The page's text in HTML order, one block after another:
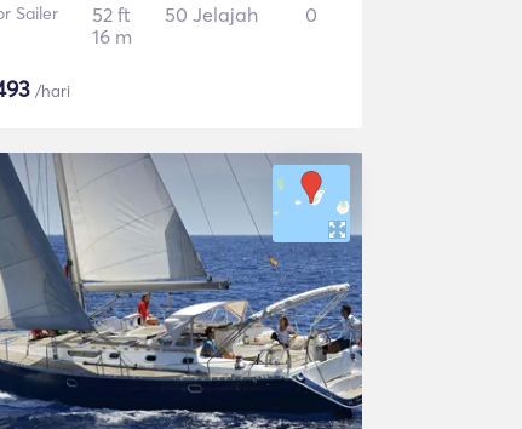
Sailer
52 ft
16 m
50 Jelajah 0
/hari